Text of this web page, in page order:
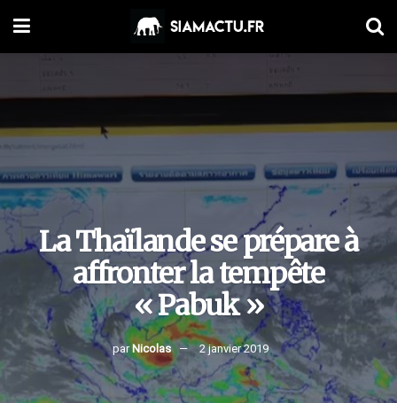
La Thaïlande se prépare à
affronter la tempête
« Pabuk »
par Nicolas 2 janvier 2019